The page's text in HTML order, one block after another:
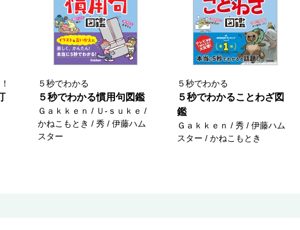
５秒でわかる
５秒でわかる慣用句図鑑
Ｇａｋｋｅｎ / Ｕ‐ｓｕｋｅ /
かねこもとき / 秀 / 伊藤ハム
スター
５秒でわかる
５秒でわかることわざ図
鑑
Ｇａｋｋｅｎ / 秀 / 伊藤ハム
スター / かねこもとき